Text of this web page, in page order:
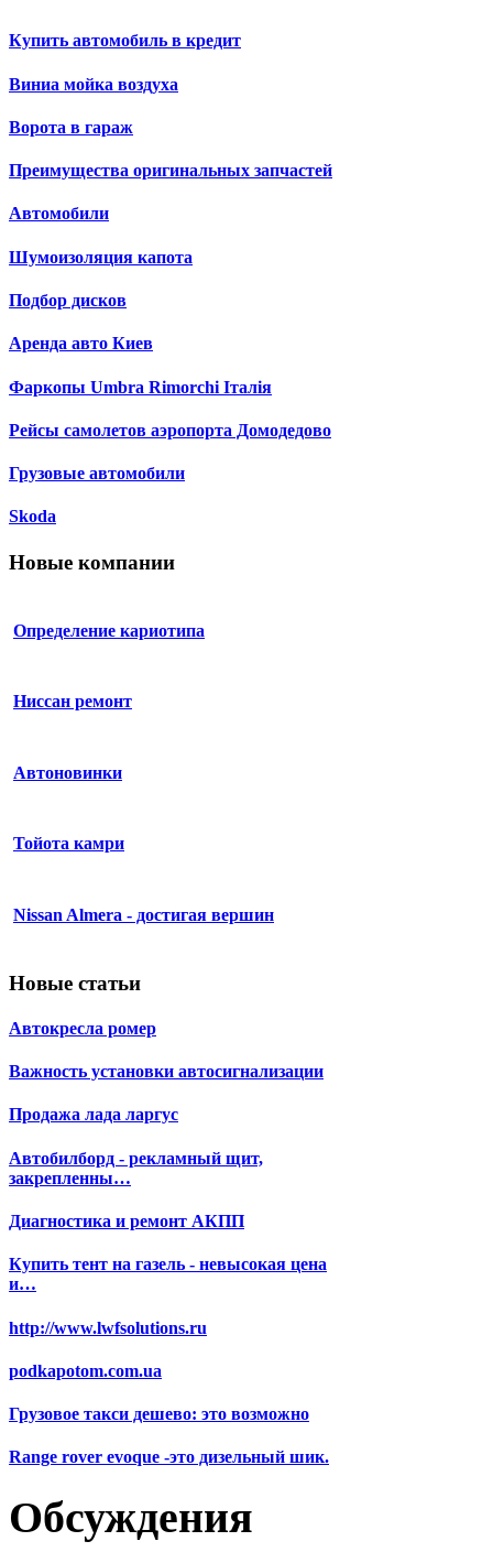
Купить автомобиль в кредит
Виниа мойка воздуха
Ворота в гараж
Преимущества оригинальных запчастей
Автомобили
Шумоизоляция капота
Подбор дисков
Аренда авто Киев
Фаркопы Umbra Rimorchi Італія
Рейсы самолетов аэропорта Домодедово
Грузовые автомобили
Skoda
Новые компании
Определение кариотипа
Ниссан ремонт
Автоновинки
Тойота камри
Nissan Almera - достигая вершин
Новые статьи
Автокресла ромер
Важность установки автосигнализации
Продажа лада ларгус
Автобилборд - рекламный щит,
закрепленны…
Диагностика и ремонт АКПП
Купить тент на газель - невысокая цена
и…
http://www.lwfsolutions.ru
podkapotom.com.ua
Грузовое такси дешево: это возможно
Range rover evoque -это дизельный шик.
Обсуждения